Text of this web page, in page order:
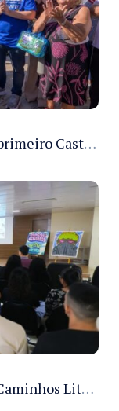
Governo do Amazonas inaugura primeiro Castramóvel Fluvial para atendimento veterinário às comunidades ribeirinhas e castração gratuita
Sejusc participa da 5ª edição do Caminhos Literários com foco na cultura hip-hop nas unidades socioeducativas